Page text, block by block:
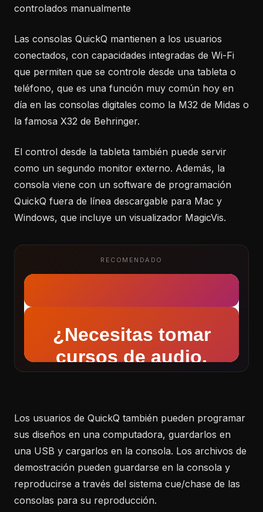
controlados manualmente
Las consolas QuickQ mantienen a los usuarios
conectados, con capacidades integradas de Wi-Fi
que permiten que se controle desde una tableta o
teléfono, que es una función muy común hoy en
día en las consolas digitales como la M32 de Midas o
la famosa X32 de Behringer.
El control desde la tableta también puede servir
como un segundo monitor externo. Además, la
consola viene con un software de programación
QuickQ fuera de línea descargable para Mac y
Windows, que incluye un visualizador MagicVis.
RECOMENDADO
Los usuarios de QuickQ también pueden programar
sus diseños en una computadora, guardarlos en
una USB y cargarlos en la consola. Los archivos de
demostración pueden guardarse en la consola y
reproducirse a través del sistema cue/chase de las
consolas para su reproducción.